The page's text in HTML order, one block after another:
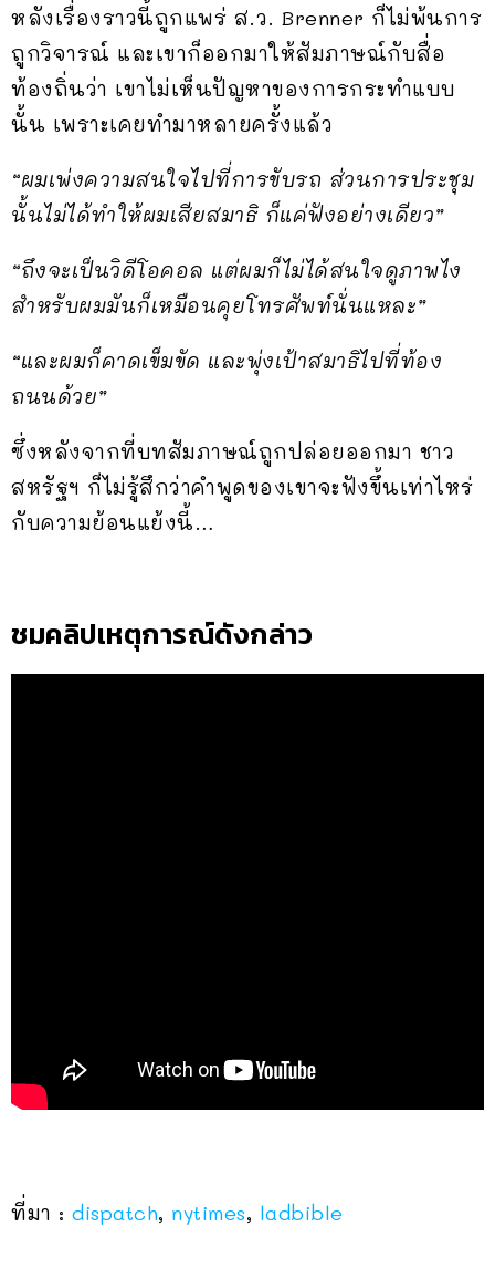
หลังเรื่องราวนี้ถูกแพร่ ส.ว. Brenner ก็ไม่พ้นการ
ถูกวิจารณ์ และเขาก็ออกมาให้สัมภาษณ์กับสื่อ
ท้องถิ่นว่า เขาไม่เห็นปัญหาของการกระทำแบบ
นั้น เพราะเคยทำมาหลายครั้งแล้ว
“ผมเพ่งความสนใจไปที่การขับรถ ส่วนการประชุม
นั้นไม่ได้ทำให้ผมเสียสมาธิ ก็แค่ฟังอย่างเดียว”
“ถึงจะเป็นวิดีโอคอล แต่ผมก็ไม่ได้สนใจดูภาพไง
สำหรับผมมันก็เหมือนคุยโทรศัพท์นั่นแหละ”
“และผมก็คาดเข็มขัด และพุ่งเป้าสมาธิไปที่ท้อง
ถนนด้วย”
ซึ่งหลังจากที่บทสัมภาษณ์ถูกปล่อยออกมา ชาว
สหรัฐฯ ก็ไม่รู้สึกว่าคำพูดของเขาจะฟังขึ้นเท่าไหร่
กับความย้อนแย้งนี้…
ชมคลิปเหตุการณ์ดังกล่าว
ที่มา : dispatch, nytimes, ladbible